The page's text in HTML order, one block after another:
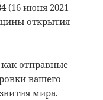
(16 июня 2021
открытия
отправные
вашего
мира.